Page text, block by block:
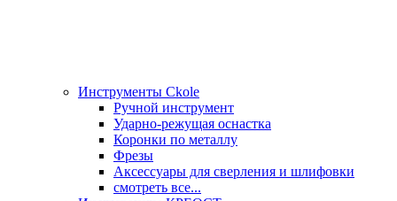
Инструменты Ckole
Ручной инструмент
Ударно‑режущая оснастка
Коронки по металлу
Фрезы
Аксессуары для сверления и шлифовки
смотреть все...